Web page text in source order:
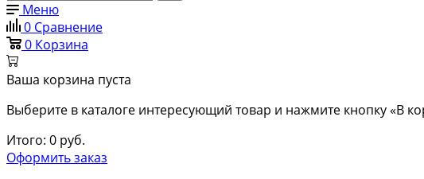
Меню
0 Сравнение
0 Корзина
Ваша корзина пуста
Выберите в каталоге интересующий товар и нажмите кнопку «В
Итого: 0 руб.
Оформить заказ